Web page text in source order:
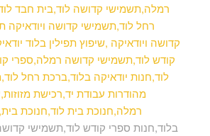
רמלה,תשמישי קדושה לוד,בית חבד
רחל לוד,תשמישי קדושה ויודאיקה
קדושה ויודאיקה ,שיפוץ תפילין בלוד
קודש לוד,תשמישי קדושה רמלה,ספרי
לוד,חנות יודאיקה בלוד,ברכת רחל
מהודרות עבודת יד,רכישת
רמלה,חנוכת בית לוד,חנוכת
בלוד,חנות ספרי קודש לוד,תשמישי